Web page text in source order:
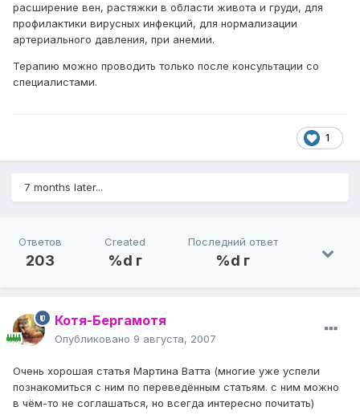
расширение вен, растяжки в области живота и груди, для
профилактики вирусных инфекций, для нормализации
артериального давления, при анемии.
Терапию можно проводить только после консультации со
специалистами.
1
7 months later...
Ответов
203
Created
%d г
Последний ответ
%d г
Котя-Бергамотя
Опубликовано 9 августа, 2007
Очень хорошая статья Мартина Ватта (многие уже успели
познакомиться с ним по переведённым статьям. с ним можно
в чём-то не соглашаться, но всегда интересно почитать)